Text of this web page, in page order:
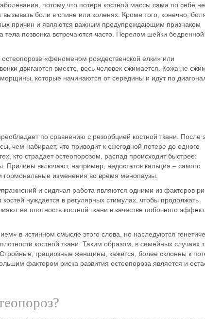
потому что потеря костной массы сама по себе не
вызывать боли в спине или коленях . Кроме того, конечно,
причин и являются важным предупреждающим признаком
позвонка встречаются часто. Перелом шейки бедренной
«феноменом рождественской елки» или
двигаются вместе, весь человек сжимается. Кожа не
которые начинаются от середины и идут по
по сравнению с резорбцией костной ткани. После
чем набирает, что приводит к ежегодной потере до одного
кто страдает остеопорозом, распад происходит быстрее:
Причины включают, например, недостаток кальция – самого
гормональные изменения во время менопаузы.
и сидячая работа являются одними из факторов
нуждается в регулярных стимулах, чтобы продолжать
на плотность костной ткани в качестве побочного
в истинном смысле этого слова, но наследуются
костной ткани. Таким образом, в семейных случаях
грациозные женщины, кажется, более склонны к
фактором риска развития остеопороза является и